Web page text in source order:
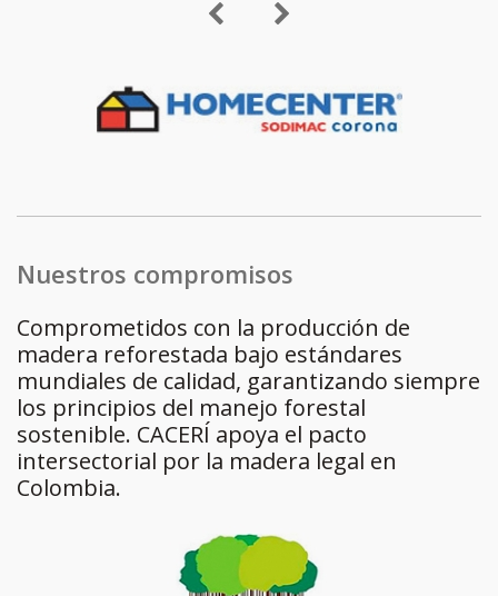
Nuestros compromisos
Comprometidos con la producción de
madera reforestada bajo estándares
mundiales de calidad, garantizando siempre
los principios del manejo forestal
sostenible. CACERÍ apoya el pacto
intersectorial por la madera legal en
Colombia.